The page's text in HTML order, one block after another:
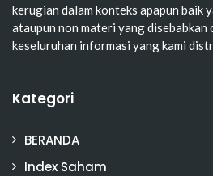
kerugian dalam konteks apapun baik
ataupun non materi yang disebabkan
keseluruhan informasi yang kami
Kategori
BERANDA
Index Saham